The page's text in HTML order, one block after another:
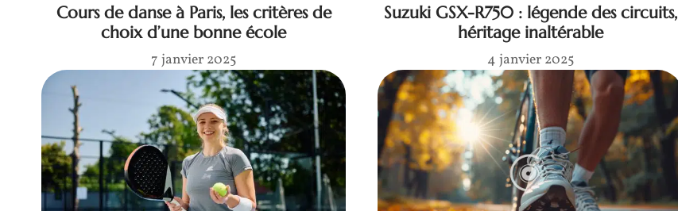
Cours de danse à Paris, les critères de
choix d’une bonne école
7 janvier 2025
Suzuki GSX-R750 : légende des circuits,
héritage inaltérable
4 janvier 2025